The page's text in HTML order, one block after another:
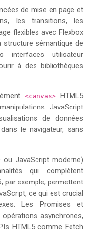
de mise en page et
les transitions, les
flexibles avec Flexbox
structure sémantique de
interfaces utilisateur
à des bibliothèques
<canvas> HTML5
JavaScript
de données
le navigateur, sans
ou JavaScript moderne)
qui complètent
par exemple, permettent
ce qui est crucial
Les Promises et
asynchrones,
HTML5 comme Fetch